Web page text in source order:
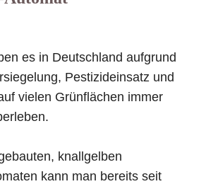
es in Deutschland aufgrund
Pestizideinsatz und
vielen Grünflächen immer
knallgelben
kann man bereits seit